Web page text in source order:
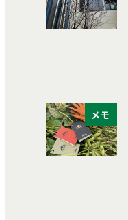
メモ